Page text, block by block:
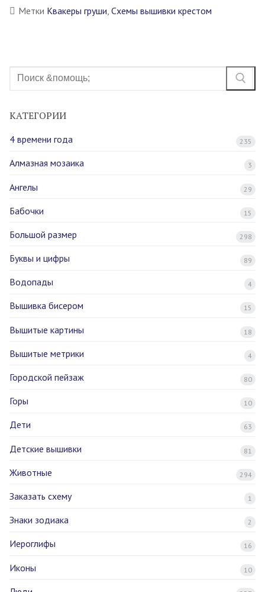
Метки Квакеры груши Схемы вышивки крестом
Найти:
КАТЕГОРИИ
4 времени года 235
Алмазная мозаика 3
Ангелы 29
Бабочки 15
Большой размер 298
Буквы и цифры 89
Водопады 4
Вышивка бисером 15
Вышитые картины 18
Вышитые метрики 4
Городской пейзаж 80
Горы 10
Дети 63
Детские вышивки 81
Животные 294
Заказать схему 1
Знаки зодиака 2
Иероглифы 16
Иконы 10